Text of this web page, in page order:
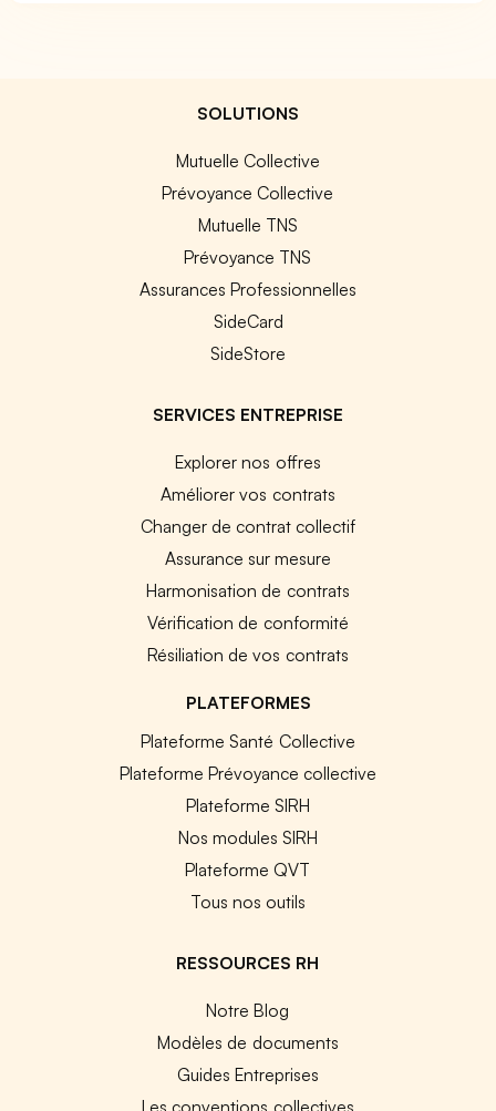
SOLUTIONS
Mutuelle Collective
Prévoyance Collective
Mutuelle TNS
Prévoyance TNS
Assurances Professionnelles
SideCard
SideStore
SERVICES ENTREPRISE
Explorer nos offres
Améliorer vos contrats
Changer de contrat collectif
Assurance sur mesure
Harmonisation de contrats
Vérification de conformité
Résiliation de vos contrats
PLATEFORMES
Plateforme Santé Collective
Plateforme Prévoyance collective
Plateforme SIRH
Nos modules SIRH
Plateforme QVT
Tous nos outils
RESSOURCES RH
Notre Blog
Modèles de documents
Guides Entreprises
Les conventions collectives